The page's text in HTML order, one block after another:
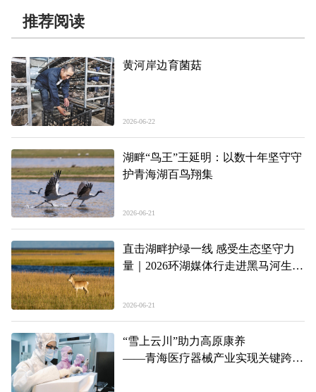
推荐阅读
黄河岸边育菌菇
2026-06-22
湖畔“鸟王”王延明：以数十年坚守守
护青海湖百鸟翔集
2026-06-21
直击湖畔护绿一线 感受生态坚守力
量｜2026环湖媒体行走进黑马河生态
2026-06-21
“雪上云川”助力高原康养
——青海医疗器械产业实现关键跨越